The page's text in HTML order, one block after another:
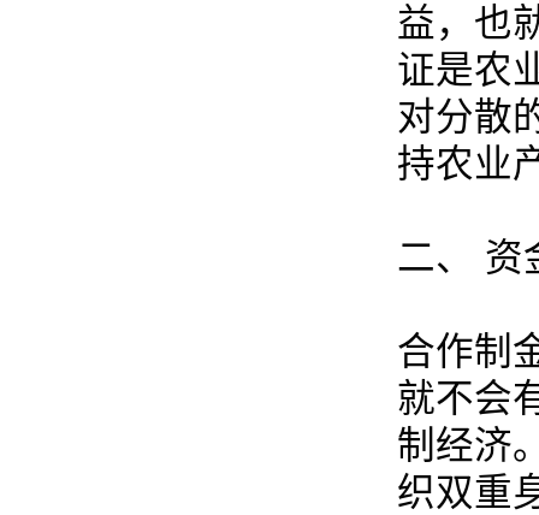
益，也
证是农
对分散
持农业
二、 资
合作制
就不会
制经济
织双重